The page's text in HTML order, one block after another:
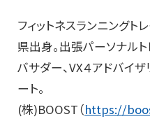
フィットネスランニングト
県出身。出張パーソナル
バサダー、VX４アドバイ
ート。
(株)BOOST（https://